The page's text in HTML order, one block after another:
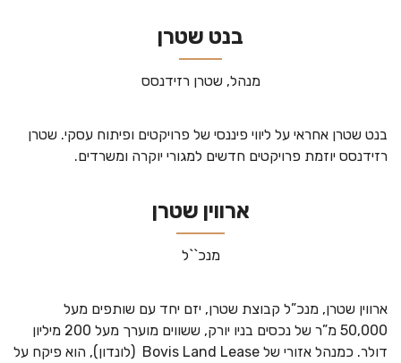
בנט שטרן
מנהל, שטרן רזידנסס
בנט שטרן אחראי על ליווי פיננסי של פרויקטים ופיתוח עסקי. שטרן
רזידנסס יוזמת פרויקטים חדשים למגורי יוקרה ומשרדים.
ארווין שטרן
מנכ``ל
ארווין שטרן, מנכ”ל קבוצת שטרן, יזם יחד עם שותפים מעל
50,000 מ”ר של נכסים בניו יורק, ששווים מוערך מעל 200 מיליון
דולר. כמנהל אזורי של Bovis Land Lease (לונדון), הוא פיקח על